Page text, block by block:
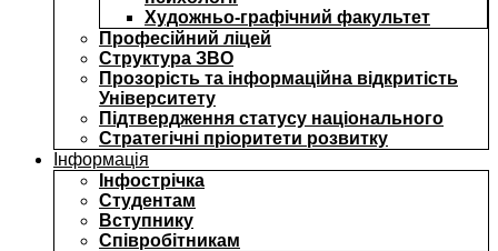
Художньо-графічний факультет
Професійний ліцей
Структура ЗВО
Прозорість та інформаційна відкритість
Університету
Підтвердження статусу національного
Стратегічні пріоритети розвитку
Інформація
Інфострічка
Студентам
Вступнику
Співробітникам